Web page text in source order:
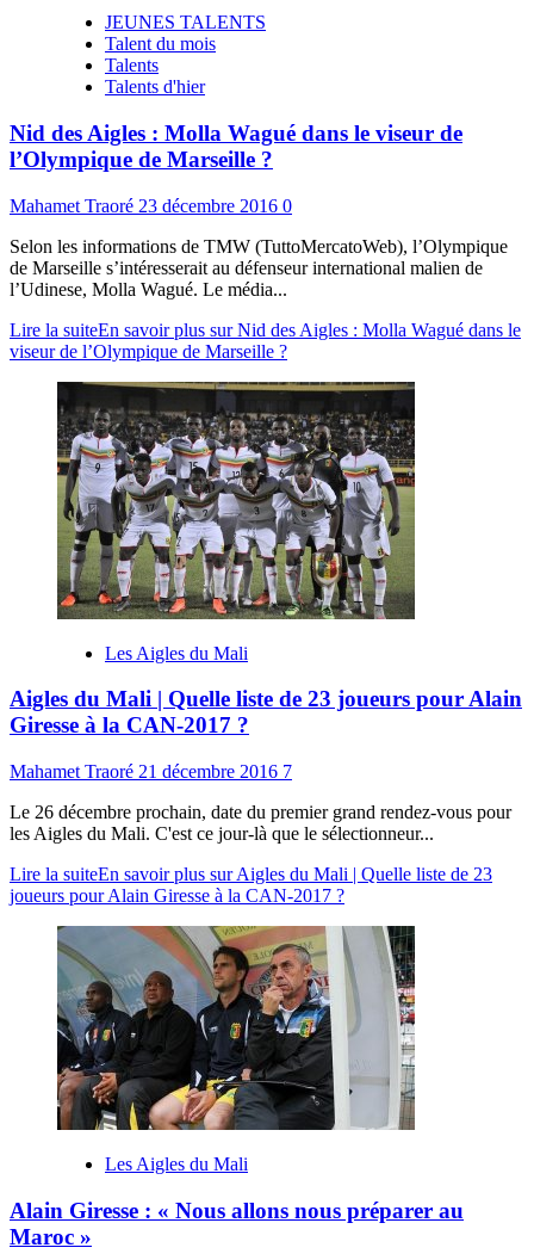
JEUNES TALENTS
Talent du mois
Talents
Talents d'hier
Nid des Aigles : Molla Wagué dans le viseur de
l’Olympique de Marseille ?
Mahamet Traoré 23 décembre 2016 0
Selon les informations de TMW (TuttoMercatoWeb), l’Olympique
de Marseille s’intéresserait au défenseur international malien de
l’Udinese, Molla Wagué. Le média...
Lire la suiteEn savoir plus sur Nid des Aigles : Molla Wagué dans le
viseur de l’Olympique de Marseille ?
Les Aigles du Mali
Aigles du Mali | Quelle liste de 23 joueurs pour Alain
Giresse à la CAN-2017 ?
Mahamet Traoré 21 décembre 2016 7
Le 26 décembre prochain, date du premier grand rendez-vous pour
les Aigles du Mali. C'est ce jour-là que le sélectionneur...
Lire la suiteEn savoir plus sur Aigles du Mali | Quelle liste de 23
joueurs pour Alain Giresse à la CAN-2017 ?
Les Aigles du Mali
Alain Giresse : « Nous allons nous préparer au
Maroc »